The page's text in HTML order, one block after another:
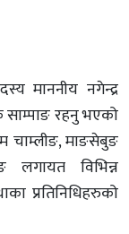
माननीय नगेन्द्र
रहनु भएको
चाम्लीङ, माङसेबुङ
लगायत विभिन्न
प्रतिनिधिहरुको